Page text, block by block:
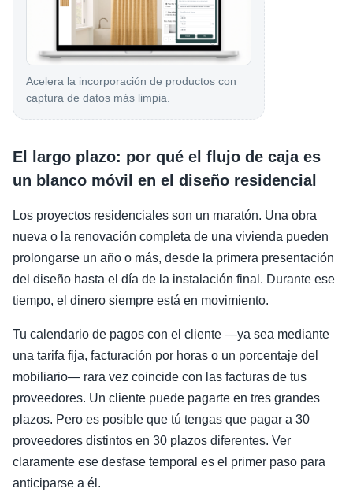
Acelera la incorporación de productos con
captura de datos más limpia.
El largo plazo: por qué el flujo de caja es
un blanco móvil en el diseño residencial
Los proyectos residenciales son un maratón. Una obra
nueva o la renovación completa de una vivienda pueden
prolongarse un año o más, desde la primera presentación
del diseño hasta el día de la instalación final. Durante ese
tiempo, el dinero siempre está en movimiento.
Tu calendario de pagos con el cliente —ya sea mediante
una tarifa fija, facturación por horas o un porcentaje del
mobiliario— rara vez coincide con las facturas de tus
proveedores. Un cliente puede pagarte en tres grandes
plazos. Pero es posible que tú tengas que pagar a 30
proveedores distintos en 30 plazos diferentes. Ver
claramente ese desfase temporal es el primer paso para
anticiparse a él.